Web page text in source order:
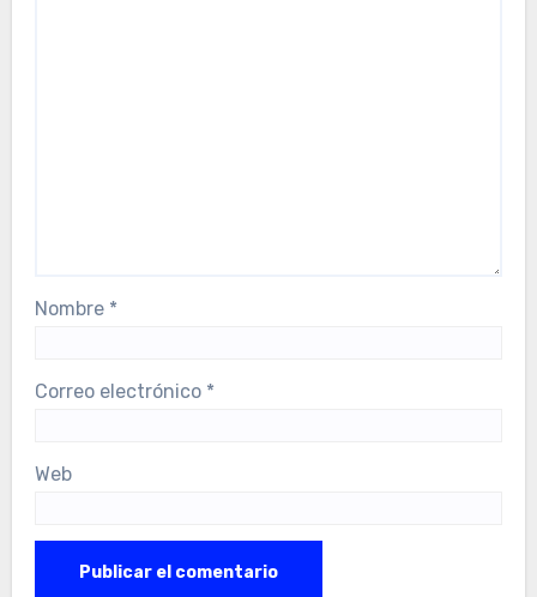
Nombre *
Correo electrónico *
Web